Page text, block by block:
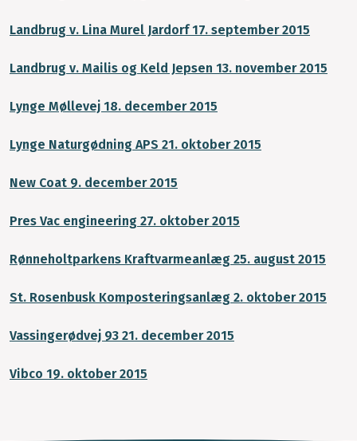
Landbrug v. Lina Murel Jardorf 17. september 2015
Landbrug v. Mailis og Keld Jepsen 13. november 2015
Lynge Møllevej 18. december 2015
Lynge Naturgødning APS 21. oktober 2015
New Coat 9. december 2015
Pres Vac engineering 27. oktober 2015
Rønneholtparkens Kraftvarmeanlæg 25. august 2015
St. Rosenbusk Komposteringsanlæg 2. oktober 2015
Vassingerødvej 93 21. december 2015
Vibco 19. oktober 2015